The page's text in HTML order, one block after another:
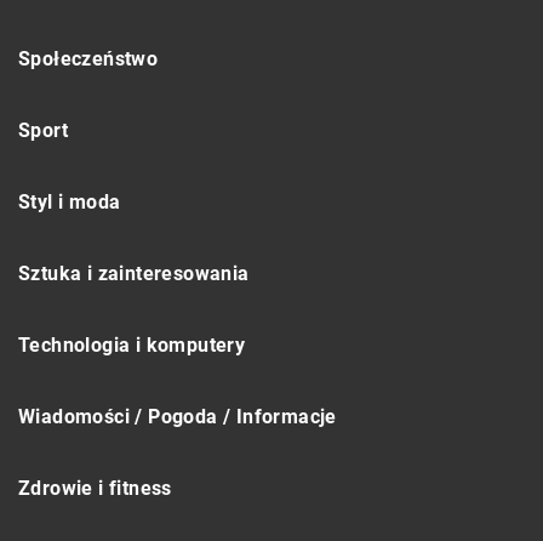
Społeczeństwo
Sport
Styl i moda
Sztuka i zainteresowania
Technologia i komputery
Wiadomości / Pogoda / Informacje
Zdrowie i fitness